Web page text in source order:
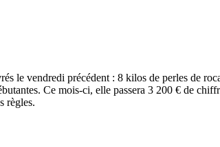
le vendredi précédent : 8 kilos de perles de
Ce mois-ci, elle passera 3 200 € de
règles.